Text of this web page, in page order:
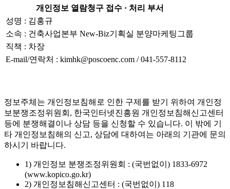
개인정보 열람청구 접수 · 처리 부서
성명 : 김홍규
소속 : 건축사업본부 New-Biz기획실 분양마케팅그룹
직책 : 차장
E-mail/연락처 : kimhk@poscoenc.com / 041-557-8112
정보주체는 개인정보침해로 인한 구제를 받기 위하여 개인정
보분쟁조정위원회, 한국인터넷진흥원 개인정보침해신고센터
등에 분쟁해결이나 상담 등을 신청할 수 있습니다. 이 밖에 기
타 개인정보침해의 신고, 상담에 대하여는 아래의 기관에 문의
하시기 바랍니다.
1) 개인정보 분쟁조정위원회 : (국번없이) 1833-6972
(www.kopico.go.kr)
2) 개인정보침해신고센터 : (국번없이) 118